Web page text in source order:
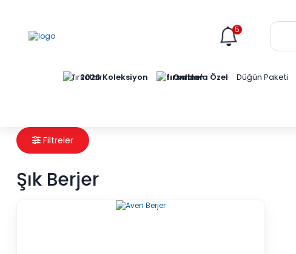
5
2026 Koleksiyon Online'a Özel Düğün Paketi
Filtreler
Şık Berjer